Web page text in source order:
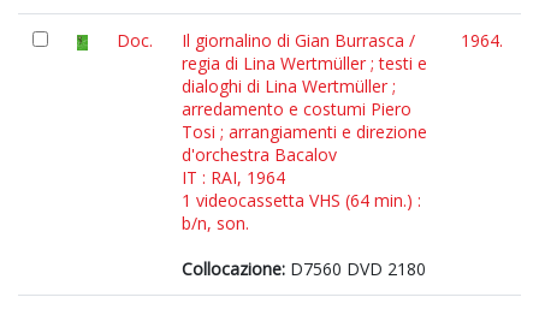
Doc.
Il giornalino di Gian Burrasca /
regia di Lina Wertmüller ; testi e
dialoghi di Lina Wertmüller ;
arredamento e costumi Piero
Tosi ; arrangiamenti e direzione
d'orchestra Bacalov
IT : RAI, 1964
1 videocassetta VHS (64 min.) :
b/n, son.
Collocazione: D7560 DVD 2180
1964.